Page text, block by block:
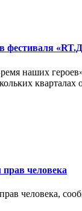
наших
человека
человека,